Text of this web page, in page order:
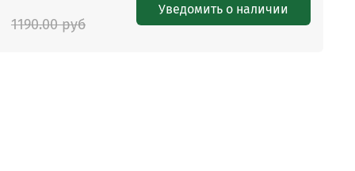
1190.00 руб
Уведомить о наличии